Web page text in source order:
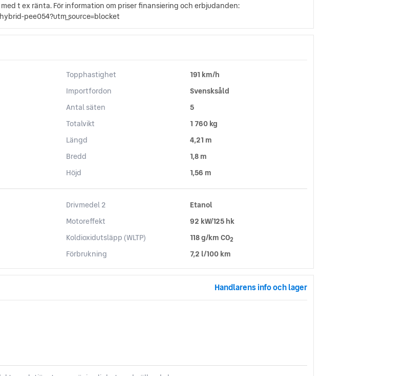
t ex ränta. För information om priser finansiering och erbjudanden:
pee054?utm_source=blocket
Topphastighet
191 km/h
Importfordon
Svensksåld
Antal säten
5
Totalvikt
1 760 kg
Längd
4,21 m
Bredd
1,8 m
Höjd
1,56 m
Drivmedel 2
Etanol
Motoreffekt
92 kW/125 hk
Koldioxidutsläpp (WLTP)
118 g/km CO2
Förbrukning 7,2 l/100 km
Handlarens info och lager